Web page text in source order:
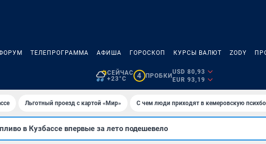
ТЕЛЕПРОГРАММА АФИША ГОРОСКОП КУРСЫ ВАЛЮТ ZODY
СЕЙЧАС
+23°C
4 ПРОБКИ
USD 80,93
EUR 93,19
Льготный проезд с картой «Мир» С чем люди приходят в кемеровскую
в Кузбассе впервые за лето подешевело